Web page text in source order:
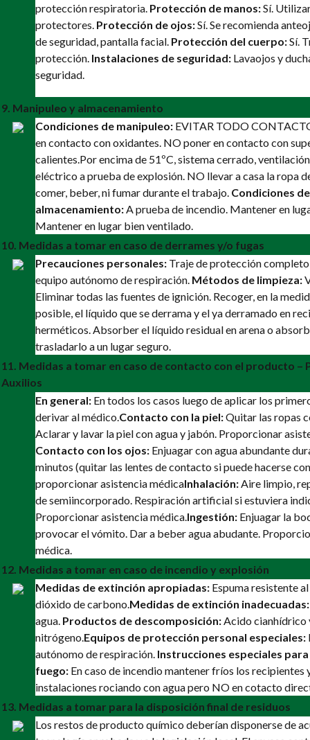
protección respiratoria. Protección de manos:Sí.
protectores. Protección de ojos:Sí. Se recomienda
de seguridad, pantalla facial. Protección del cuerpo:Sí.
protección. Instalaciones de seguridad: Lavaojos y
seguridad.
9. Manipuleo y almacenamiento
Condiciones de manipuleo: EVITAR TODO
en contacto con oxidantes. NO poner en contacto con
calientes.Por encima de 51ºC, sistema cerrado,
eléctrico a prueba de explosión. NO llevar a casa la ropa
comer, beber, ni fumar durante el trabajo. Condiciones de
almacenamiento:A prueba de incendio. Mantener en
Mantener en lugar bien ventilado.
10. Medidas a tomar en caso de derrames y/o fugas
Precauciones personales: Traje de protección
equipo autónomo de respiración. Métodos de limpieza:
Eliminar todas las fuentes de ignición. Recoger, en la
posible, el líquido que se derrama y el ya derramado en
herméticos. Absorber el líquido residual en arena o
trasladarlo a un lugar seguro.
11. Medidas a tomar en caso de contacto con el producto –
Auxilios
En general: En todos los casos luego de aplicar los
derivar al médico.Contacto con la piel:Quitar las ropas
Aclarar y lavar la piel con agua y jabón. Proporcionar
Contacto con los ojos: Enjuagar con agua abundante
minutos (quitar las lentes de contacto si puede hacerse
proporcionar asistencia médicaInhalación:Aire limpio,
de semiincorporado. Respiración artificial si estuviera
Proporcionar asistencia médica.Ingestión: Enjuagar la
provocar el vómito. Dar a beber agua abudante.
médica.
12. Medidas a tomar en caso de incendio y explosión
Medidas de extinción apropiadas: Espuma resistente
dióxido de carbono.Medidas de extinción inadecuadas:
agua. Productos de descomposición:Acido cianhídrico
nitrógeno.Equipos de protección personal especiales:
autónomo de respiración. Instrucciones especiales
fuego: En caso de incendio mantener fríos los recipientes
instalaciones rociando con agua pero NO en cotacto
13. Medidas a tomar para la disposición final de residuos
Los restos de producto químico deberían disponerse de